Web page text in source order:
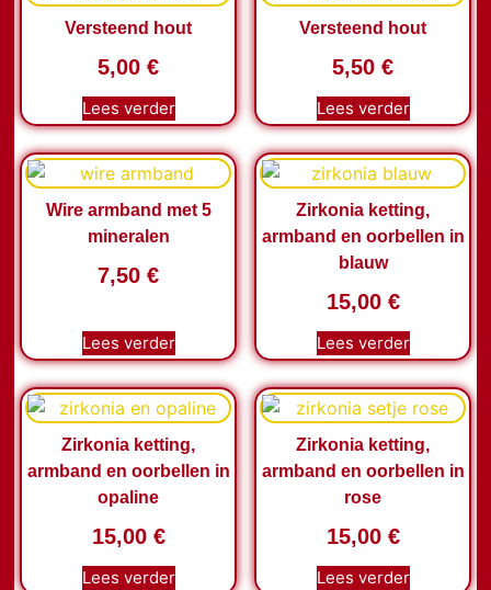
Versteend hout
5,00 €
Lees verder
Versteend hout
5,50 €
Lees verder
Wire armband met 5
mineralen
7,50 €
Lees verder
Zirkonia ketting,
armband en oorbellen in
blauw
15,00 €
Lees verder
Zirkonia ketting,
armband en oorbellen in
opaline
15,00 €
Lees verder
Zirkonia ketting,
armband en oorbellen in
rose
15,00 €
Lees verder